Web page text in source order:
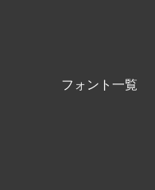
フォント一覧